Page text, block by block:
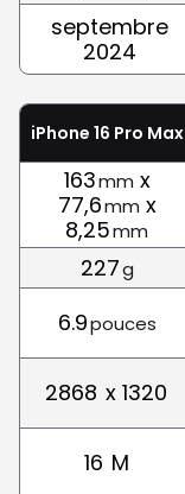
septembre
2024
iPhone 16 Pro Max
163mm x
77,6mm x
8,25mm
227g
6.9pouces
2868 x 1320
16 M